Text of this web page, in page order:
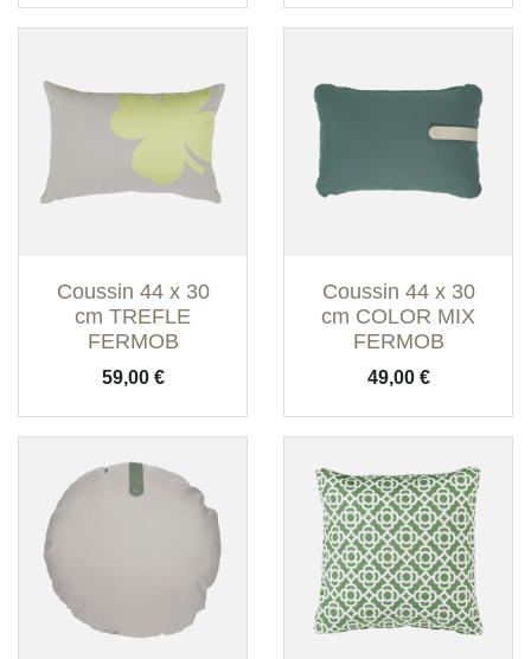
Coussin 44 x 30
cm TREFLE
FERMOB
Prix
59,00 €
Coussin 44 x 30
cm COLOR MIX
FERMOB
Prix
49,00 €